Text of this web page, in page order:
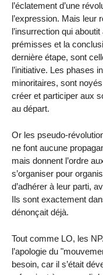
l’éclatement d’une
l’expression. Mais leur
l’insurrection qui
prémisses et la
dernière étape, sont
l’initiative. Les phases
minoritaires, sont
créer et participer aux
au départ.
Or les pseudo-
ne font aucune
mais donnent l’ordre
s’organiser pour
d’adhérer à leur parti,
Ils sont exactement
dénonçait déjà.
Tout comme LO, les
l’apologie du
besoin, car il s’était